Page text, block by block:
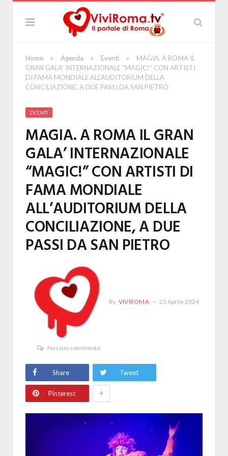
Home » Agenda » Eventi »
MAGIA. A ROMA IL
GRAN GALA’ INTERNAZIONALE “MAGIC!” CON ARTISTI
DI FAMA MONDIALE ALL’AUDITORIUM DELLA
CONCILIAZIONE, A DUE PASSI DA SAN PIETRO
EVENTI
MAGIA. A ROMA IL GRAN
GALA’ INTERNAZIONALE
“MAGIC!” CON ARTISTI DI
FAMA MONDIALE
ALL’AUDITORIUM DELLA
CONCILIAZIONE, A DUE
PASSI DA SAN PIETRO
By VIVIROMA 23 Aprile 2024
Nessun commento
Share Tweet
Pinterest +